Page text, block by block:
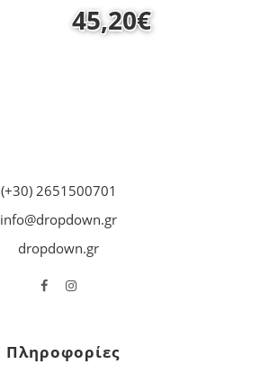
45,20€
(+30) 2651500701
info@dropdown.gr
dropdown.gr
Πληροφορίες